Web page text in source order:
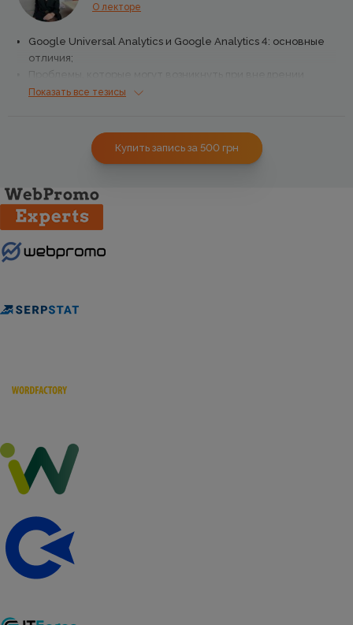
О лекторе
Google Universal Analytics и Google Analytics 4: основные
отличия;
Google Analytics 4;
Ценность аналитики и новых отчетов в Google Analytics 4.
Показать все тезисы
Купить запись за 500 грн